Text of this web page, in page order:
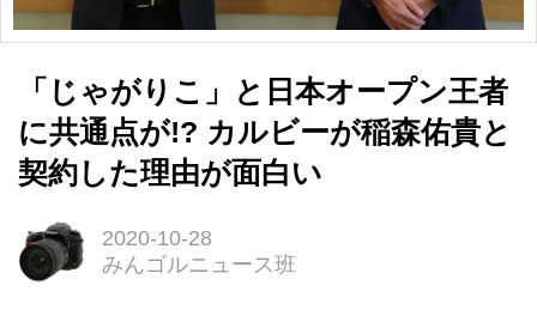
「じゃがりこ」と日本オープン王者
に共通点が!? カルビーが稲森佑貴と
契約した理由が面白い
2020-10-28
みんゴルニュース班